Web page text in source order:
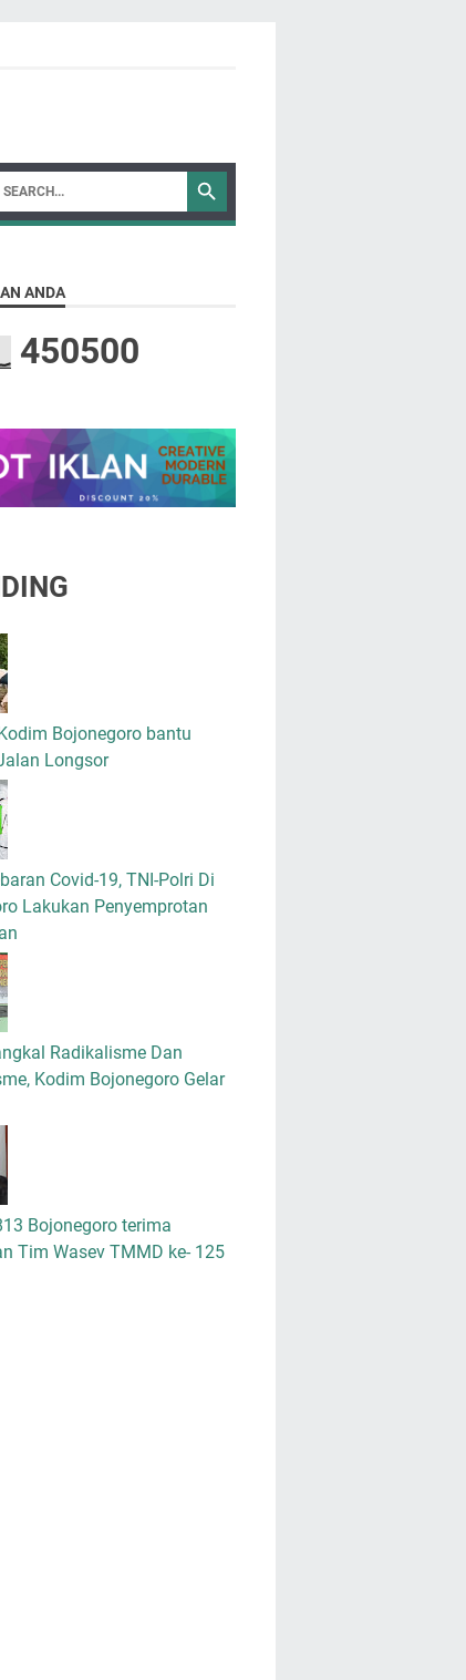
ANDA
450500
Bojonegoro bantu
Longsor
Covid-19, TNI-Polri Di
Lakukan Penyemprotan
Radikalisme Dan
Kodim Bojonegoro Gelar
Bojonegoro terima
Tim Wasev TMMD ke- 125